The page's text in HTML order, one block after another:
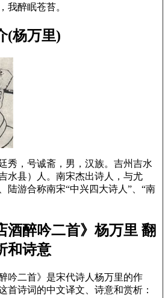
我醉眠苍苔。
(杨万里)
秀，号诚斋，男，汉族。吉州吉水
水县）人。南宋杰出诗人，与尤
陆游合称南宋“中兴四大诗人”、“南
酒醉吟二首》杨万里 翻
和诗意
吟二首》是宋代诗人杨万里的作
首诗词的中文译文、诗意和赏析：